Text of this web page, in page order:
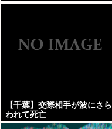
【千葉】交際相手が波にさら
われて死亡